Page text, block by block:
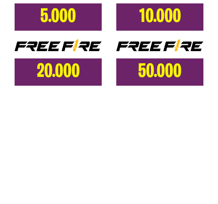
5.000 10.000
20.000 50.000